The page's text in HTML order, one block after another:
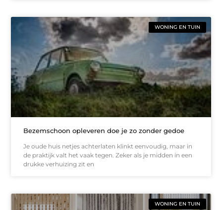
WONING EN TUIN
Bezemschoon opleveren doe je zo zonder gedoe
Je oude huis netjes achterlaten klinkt eenvoudig, maar in
de praktijk valt het vaak tegen. Zeker als je midden in een
drukke verhuizing zit en
WONING EN TUIN